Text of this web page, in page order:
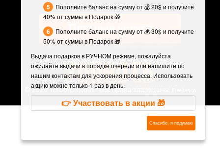
Платные услуги
©2026 Turbo-CS.com - все права защищены.
Пополните баланс на сумму от 💰 20$ и получите
40% от суммы в Подарок 🎁
Пополните баланс на сумму от 💰 30$ и получите
50% от суммы в Подарок 🎁
Выдача подарков в РУЧНОМ режиме, пожалуйста
ожидайте выдачи в порядке очереди или напишите по
нашим контактам для ускорения процесса. Использовать
акцию можно только 1 раз в день.
👉 Участвовать в акции 🎁
Спасибо, я подумаю